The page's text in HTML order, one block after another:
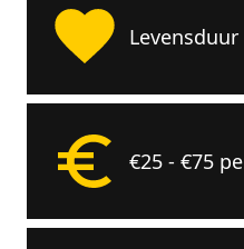
€25 - €75